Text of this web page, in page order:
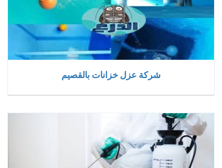
شركة عزل خزانات بالقصيم